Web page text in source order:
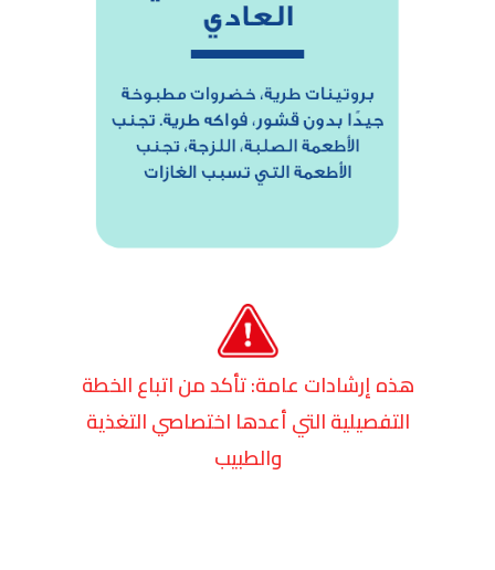
هذه إرشادات عامة: تأكد من اتباع الخطة
التفصيلية التي أعدها اختصاصي التغذية
والطبيب